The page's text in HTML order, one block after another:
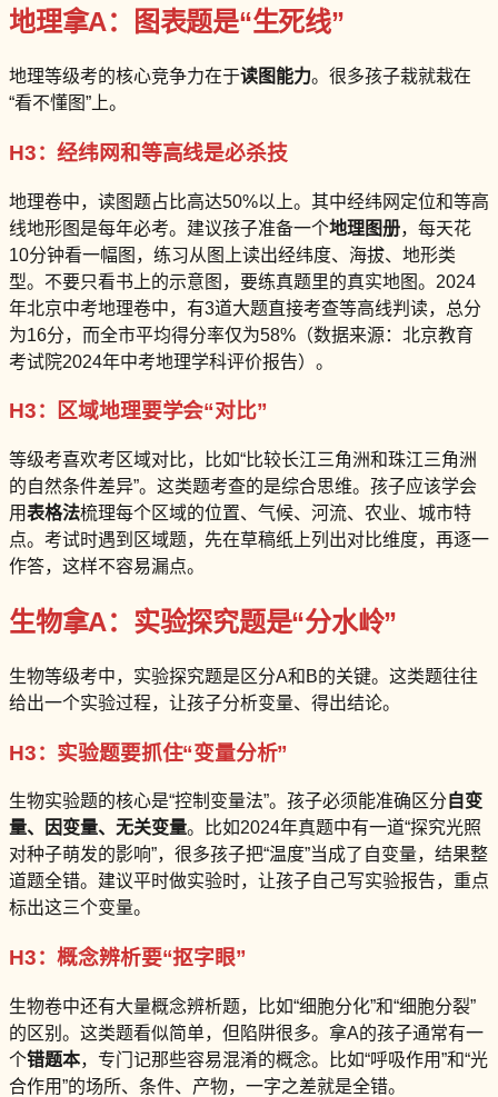
地理拿A：图表题是“生死线”
地理等级考的核心竞争力在于读图能力。很多孩子栽就栽在
“看不懂图”上。
H3：经纬网和等高线是必杀技
地理卷中，读图题占比高达50%以上。其中经纬网定位和等高
线地形图是每年必考。建议孩子准备一个地理图册，每天花
10分钟看一幅图，练习从图上读出经纬度、海拔、地形类
型。不要只看书上的示意图，要练真题里的真实地图。2024
年北京中考地理卷中，有3道大题直接考查等高线判读，总分
为16分，而全市平均得分率仅为58%（数据来源：北京教育
考试院2024年中考地理学科评价报告）。
H3：区域地理要学会“对比”
等级考喜欢考区域对比，比如“比较长江三角洲和珠江三角洲
的自然条件差异”。这类题考查的是综合思维。孩子应该学会
用表格法梳理每个区域的位置、气候、河流、农业、城市特
点。考试时遇到区域题，先在草稿纸上列出对比维度，再逐一
作答，这样不容易漏点。
生物拿A：实验探究题是“分水岭”
生物等级考中，实验探究题是区分A和B的关键。这类题往往
给出一个实验过程，让孩子分析变量、得出结论。
H3：实验题要抓住“变量分析”
生物实验题的核心是“控制变量法”。孩子必须能准确区分 自变
量、因变量、无关变量。比如2024年真题中有一道“探究光照
对种子萌发的影响”，很多孩子把“温度”当成了自变量，结果整
道题全错。建议平时做实验时，让孩子自己写实验报告，重点
标出这三个变量。
H3：概念辨析要“抠字眼”
生物卷中还有大量概念辨析题，比如“细胞分化”和“细胞分裂”
的区别。这类题看似简单，但陷阱很多。拿A的孩子通常有一
个错题本，专门记那些容易混淆的概念。比如“呼吸作用”和“光
合作用”的场所、条件、产物，一字之差就是全错。